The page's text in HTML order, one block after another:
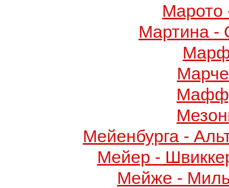
Марото
Мартина -
Мейенбурга -
Мейер -
Мейже -